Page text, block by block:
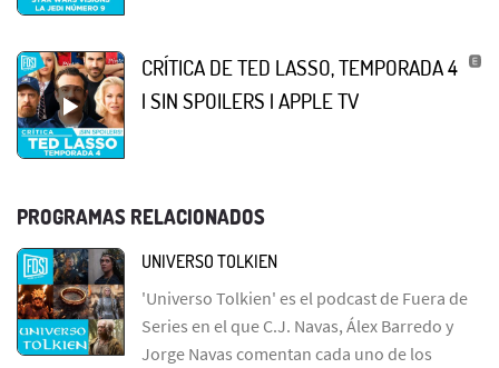
CRÍTICA DE TED LASSO, TEMPORADA 4
| SIN SPOILERS | APPLE TV
PROGRAMAS RELACIONADOS
UNIVERSO TOLKIEN
'Universo Tolkien' es el podcast de Fuera de
Series en el que C.J. Navas, Álex Barredo y
Jorge Navas comentan cada uno de los